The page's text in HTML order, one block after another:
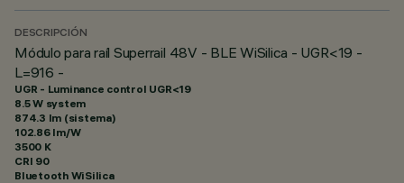
DESCRIPCIÓN
Módulo para raíl Superrail 48V - BLE WiSilica - UGR<19 -
L=916 -
UGR - Luminance control UGR<19
8.5 W system
874.3 lm (sistema)
102.86 lm/W
3500 K
CRI 90
Bluetooth WiSilica